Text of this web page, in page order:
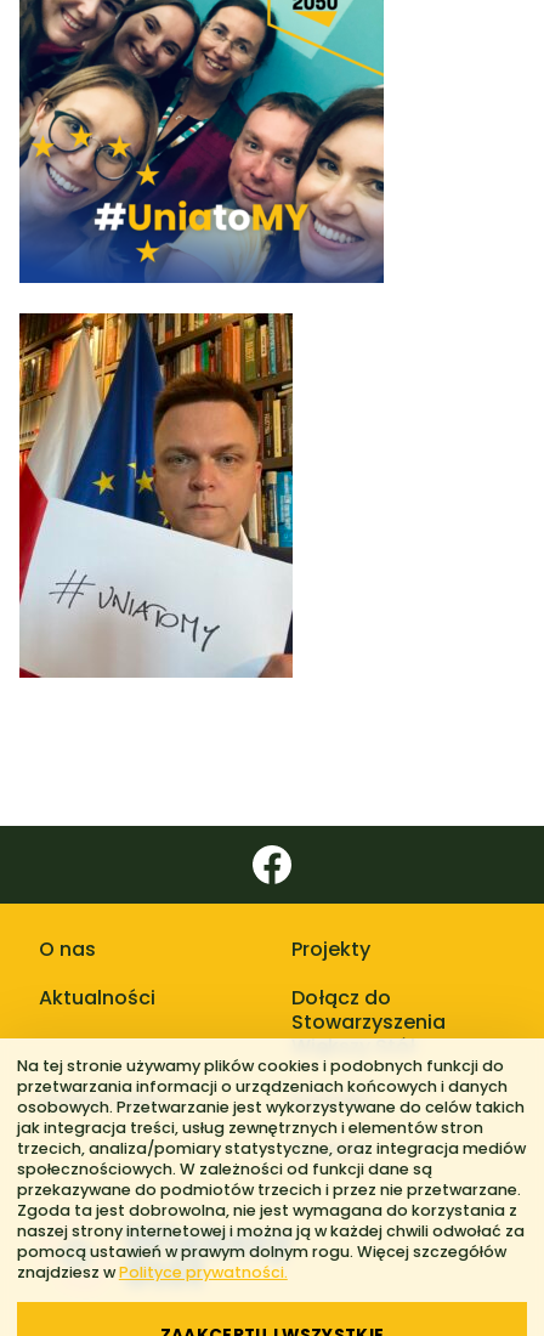
O nas
Aktualności
Projekty
Dołącz do
Stowarzyszenia
Większy Stół
Galerie zdjęć
Kontakt
Regiony
Na tej stronie używamy plików cookies i podobnych funkcji do
przetwarzania informacji o urządzeniach końcowych i danych
osobowych. Przetwarzanie jest wykorzystywane do celów takich
jak integracja treści, usług zewnętrznych i elementów stron
trzecich, analiza/pomiary statystyczne, oraz integracja mediów
społecznościowych. W zależności od funkcji dane są
przekazywane do podmiotów trzecich i przez nie przetwarzane.
Zgoda ta jest dobrowolna, nie jest wymagana do korzystania z
naszej strony internetowej i można ją w każdej chwili odwołać za
pomocą ustawień w prawym dolnym rogu. Więcej szczegółów
znajdziesz wPolityce prywatności.